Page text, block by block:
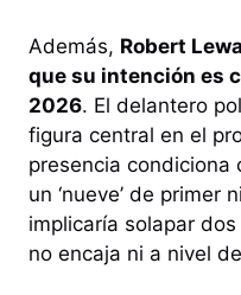
Además, Robert
que su intención es
2026. El delantero
figura central en el
presencia condiciona
un ‘nueve’ de primer
implicaría solapar
no encaja ni a nivel